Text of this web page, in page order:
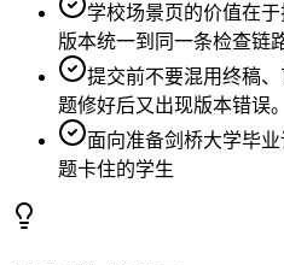
学校场景页的价值在
版本统一到同一条检查链
提交前不要混用终稿
题修好后又出现版本错误。
面向准备剑桥大学毕
题卡住的学生